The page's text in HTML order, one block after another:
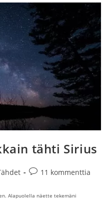
tähti Sirius
Artikkelin
11 kommenttia
Alapuolella näette tekemäni